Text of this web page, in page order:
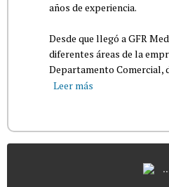
años de experiencia.
Desde que llegó a GFR
diferentes áreas de la
Departamento Comercial,
Leer más